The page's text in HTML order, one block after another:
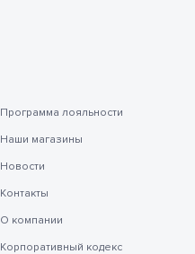
Программа лояльности
Наши магазины
Новости
Контакты
О компании
Корпоративный кодекс